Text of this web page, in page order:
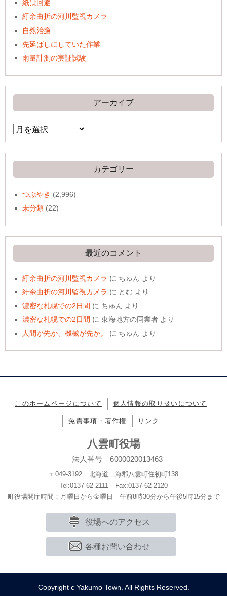
紙は回避
紆余曲折の河川監視カメラ
自然治癒
先延ばしにしていた作業
雨量計測の実証試験
アーカイブ
ア
ー
イ
ブ
カテゴリー
つぶやき (2,996)
未分類 (22)
最近のコメント
紆余曲折の河川監視カメラ に ちゅん より
紆余曲折の河川監視カメラ に とむ より
濃密な札幌での2日間 に ちゅん より
濃密な札幌での2日間 に東海地方の同業者 より
人間が先か、機械が先か。
に ちゅん より
このホームページについて 個人情報の取り扱いについて
免責事項・著作権 リンク
八雲町役場
法人番号 6000020013463
〒049-3192 北海道二海郡八雲町住初町138
Tel:0137-62-2111 Fax:0137-62-2120
町役場開庁時間：月曜日から金曜日 午前8時30分から午後5時15分まで
役場へのアクセス
各種お問い合わせ
Copyright c Yakumo Town. All Rights Reserved.